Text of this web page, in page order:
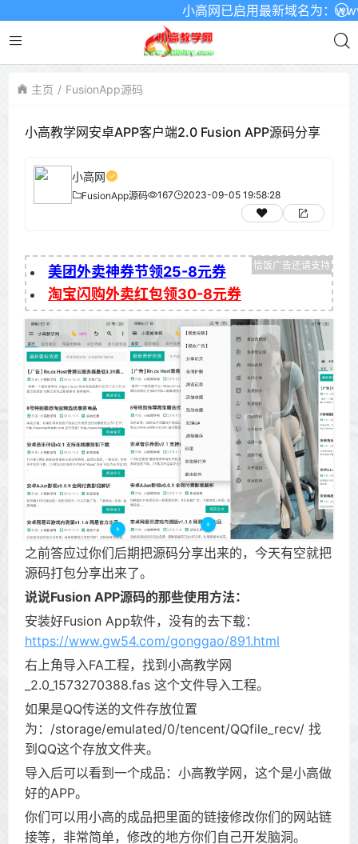
小高网已启用最新域名为：
主页 FusionApp源码
小高教学网安卓APP客户端2.0 Fusion APP源码分享
小高网
FusionApp源码 167 2023-09-05 19:58:28
美团外卖神券节领25-8元券
淘宝闪购外卖红包领30-8元券
之前答应过你们后期把源码分享出来的，今天有空就把
源码打包分享出来了。
说说Fusion APP源码的那些使用方法：
安装好Fusion App软件，没有的去下载：
https://www.gw54.com/gonggao/891.html
右上角导入FA工程，找到小高教学网
_2.0_1573270388.fas 这个文件导入工程。
如果是QQ传送的文件存放位置
为：/storage/emulated/0/tencent/QQfile_recv/ 找
到QQ这个存放文件夹。
导入后可以看到一个成品：小高教学网，这个是小高做
好的APP。
你们可以用小高的成品把里面的链接修改你们的网站链
接等，非常简单，修改的地方你们自己开发脑洞。